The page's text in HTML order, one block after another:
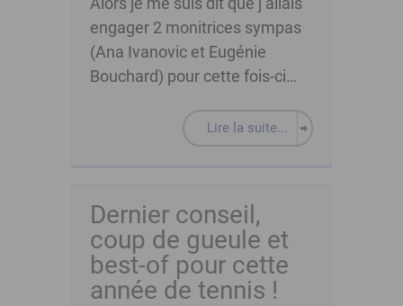
engager 2 monitrices sympas
(Ana Ivanovic et Eugénie
Bouchard) pour cette fois-ci…
Lire la suite...
Dernier conseil,
coup de gueule et
best-of pour cette
année de tennis !